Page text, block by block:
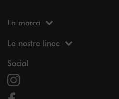
La marca
Le nostre linee
Social